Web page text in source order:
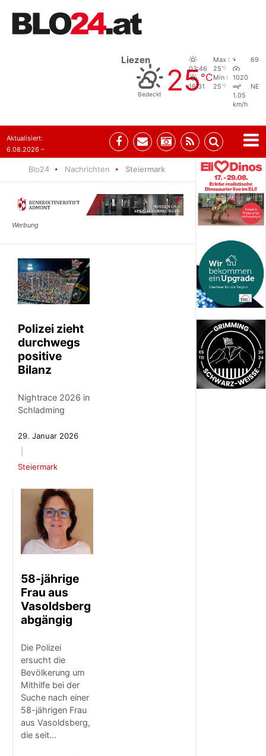
Liezen
Bedeckt 25°C
03:46
18:31
Max :
25°C
Min :
25°C
69
1020
NE
1.05
km/h
Aktualisiert:
6.08.2026 –
Blo24 Nachrichten Steiermark
Polizei zieht
durchwegs
positive
Bilanz
Nightrace 2026 in
Schladming
29. Januar 2026
Steiermark
58-jährige
Frau aus
Vasoldsberg
abgängig
Die Polizei
ersucht die
Bevölkerung um
Mithilfe bei der
Suche nach einer
58-jährigen Frau
aus Vasoldsberg,
die seit…